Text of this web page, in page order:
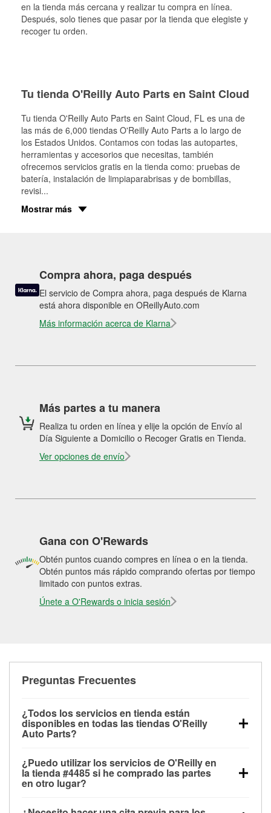
en la tienda más cercana y realizar tu compra en línea.
Después, solo tienes que pasar por la tienda que elegiste y
recoger tu orden.
Tu tienda O'Reilly Auto Parts en Saint Cloud
Tu tienda O'Reilly Auto Parts en Saint Cloud, FL es una de
las más de 6,000 tiendas O'Reilly Auto Parts a lo largo de
los Estados Unidos. Contamos con todas las autopartes,
herramientas y accesorios que necesitas, también
ofrecemos servicios gratis en la tienda como: pruebas de
batería, instalación de limpiaparabrisas y de bombillas,
revisi...
Mostrar más
Compra ahora, paga después
El servicio de Compra ahora, paga después de Klarna
está ahora disponible en OReillyAuto.com
Más información acerca de Klarna
Más partes a tu manera
Realiza tu orden en línea y elije la opción de Envío al
Día Siguiente a Domicilio o Recoger Gratis en Tienda.
Ver opciones de envío
Gana con O'Rewards
Obtén puntos cuando compres en línea o en la tienda.
Obtén puntos más rápido comprando ofertas por tiempo
limitado con puntos extras.
Únete a O'Rewards o inicia sesión
Preguntas Frecuentes
¿Todos los servicios en tienda están
disponibles en todas las tiendas O'Reilly
Auto Parts?
las pruebas de batería, pruebas de alternador y
motor de arranque, revisión de la luz “Check Engine”
con O'Reilly VeriScan® e instalación de
limpiaparabrisas o bombillas, están disponibles en
¿Puedo utilizar los servicios de O'Reilly en
la tienda #4485 si he comprado las partes
en otro lugar?